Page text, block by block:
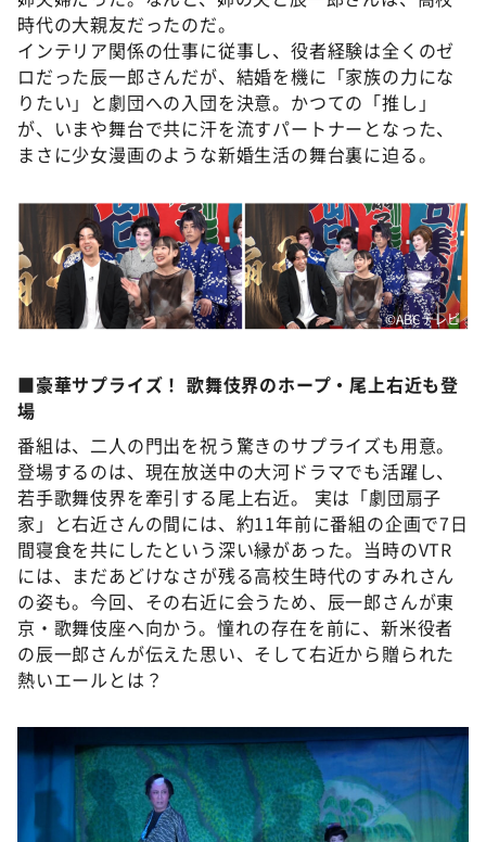
時代の大親友だったのだ。
インテリア関係の仕事に従事し、役者経験は全くのゼ
ロだった辰一郎さんだが、結婚を機に「家族の力にな
りたい」と劇団への入団を決意。かつての「推し」
が、いまや舞台で共に汗を流すパートナーとなった、
まさに少女漫画のような新婚生活の舞台裏に迫る。
©ABCテレビ
■豪華サプライズ！ 歌舞伎界のホープ・尾上右近も登
場
番組は、二人の門出を祝う驚きのサプライズも用意。
登場するのは、現在放送中の大河ドラマでも活躍し、
若手歌舞伎界を牽引する尾上右近。 実は「劇団扇子
家」と右近さんの間には、約11年前に番組の企画で7日
間寝食を共にしたという深い縁があった。当時のVTR
には、まだあどけなさが残る高校生時代のすみれさん
の姿も。今回、その右近に会うため、辰一郎さんが東
京・歌舞伎座へ向かう。憧れの存在を前に、新米役者
の辰一郎さんが伝えた思い、そして右近から贈られた
熱いエールとは？